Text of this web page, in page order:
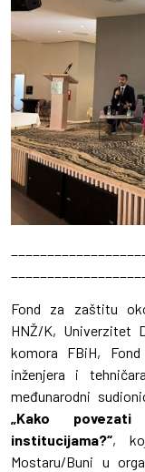
Fond za zaštitu
HNŽ/K, Univerzitet
komora FBiH,
inženjera i
međunarodni
„Kako
institucijama?“,
Mostaru/Buni u